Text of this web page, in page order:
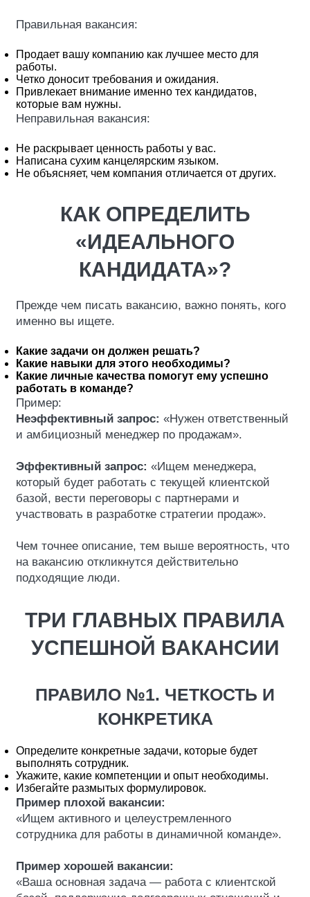
Правильная вакансия:
Продает вашу компанию как лучшее место для
работы.
Четко доносит требования и ожидания.
Привлекает внимание именно тех кандидатов,
которые вам нужны.
Неправильная вакансия:
Не раскрывает ценность работы у вас.
Написана сухим канцелярским языком.
Не объясняет, чем компания отличается от других.
КАК ОПРЕДЕЛИТЬ
«ИДЕАЛЬНОГО
КАНДИДАТА»?
Прежде чем писать вакансию, важно понять, кого
именно вы ищете.
Какие задачи он должен решать?
Какие навыки для этого необходимы?
Какие личные качества помогут ему успешно
работать в команде?
Пример:
Неэффективный запрос: «Нужен ответственный
и амбициозный менеджер по продажам».
Эффективный запрос: «Ищем менеджера,
который будет работать с текущей клиентской
базой, вести переговоры с партнерами и
участвовать в разработке стратегии продаж».
Чем точнее описание, тем выше вероятность, что
на вакансию откликнутся действительно
подходящие люди.
ТРИ ГЛАВНЫХ ПРАВИЛА
УСПЕШНОЙ ВАКАНСИИ
ПРАВИЛО №1. ЧЕТКОСТЬ И
КОНКРЕТИКА
Определите конкретные задачи, которые будет
выполнять сотрудник.
Укажите, какие компетенции и опыт необходимы.
Избегайте размытых формулировок.
Пример плохой вакансии:
«Ищем активного и целеустремленного
сотрудника для работы в динамичной команде».
Пример хорошей вакансии:
«Ваша основная задача — работа с клиентской